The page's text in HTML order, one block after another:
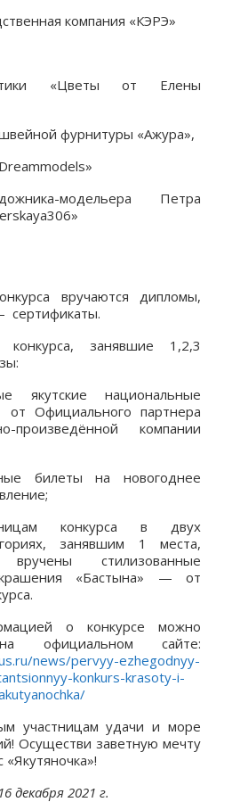
компания «КЭРЭ»
«Цветы от Елены
фурнитуры «Ажура»,
модельера Петра
вручаются дипломы,
сертификаты.
конкурса, занявшие 1,2,3
якутские национальные
от Официального партнера
произведённой компании
билеты на новогоднее
конкурса в двух
занявшим 1 места,
стилизованные
«Бастына» — от
о конкурсе можно
официальном сайте:
news/pervyy-ezhegodnyy-
konkurs-krasoty-i-
участницам удачи и море
Осуществи заветную мечту
декабря 2021 г.